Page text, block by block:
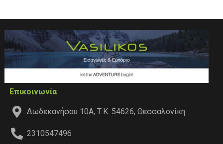
Επικοινωνία
Δωδεκανήσου 10Α, Τ.Κ. 54626, Θεσσαλονίκη
2310547496